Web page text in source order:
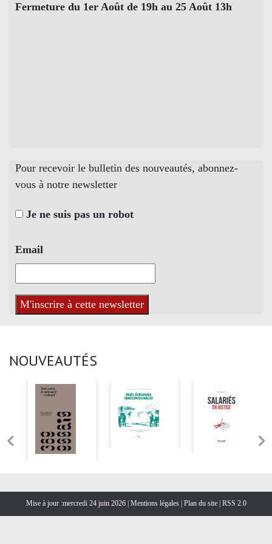
Fermeture du 1er Août de 19h au 25 Août 13h
Pour recevoir le bulletin des nouveautés, abonnez-
vous à notre newsletter
Je ne suis pas un robot
Email
NOUVEAUTÉS
Mise à jour :mercredi 24 juin 2026 | Mentions légales Plan du site RSS 2.0